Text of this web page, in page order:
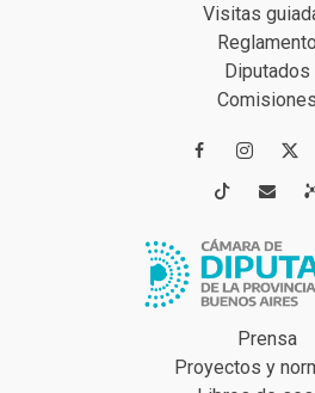
Visitas
Reglamento
Diputados
Comisiones


Prensa
Proyectos y